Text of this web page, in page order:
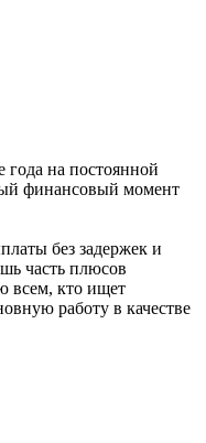
на постоянной
финансовый момент
без задержек и
часть плюсов
всем, кто ищет
работу в качестве